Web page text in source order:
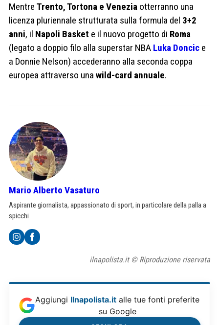
Mentre Trento, Tortona e Venezia otterranno una
licenza pluriennale strutturata sulla formula del 3+2
anni, il Napoli Basket e il nuovo progetto di Roma
(legato a doppio filo alla superstar NBA Luka Doncic e
a Donnie Nelson) accederanno alla seconda coppa
europea attraverso una wild-card annuale.
Mario Alberto Vasaturo
Aspirante giornalista, appassionato di sport, in particolare della palla a
spicchi
ilnapolista.it © Riproduzione riservata
Aggiungi Ilnapolista.it alle tue fonti preferite
su Google